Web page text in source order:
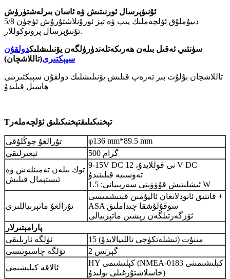
ئۇنىۋېرسال ئورنىتىش ۋە ئاسان بىرلەشتۈرۈش
5/8 دىيۇملۇق ئۆلچەملىك يىپ ۋە تېز ئورۇنلاشتۇرۇش ئۈچۈن
ئۇنىۋېرسال پروتوكوللار.
سۈنئىي ئەقىل بىلەن ھەرىكەتلەندۈرۈلگەن يۆنىلىشلىكدولقۇن
سپېكتىرى(تاللاشچان)
تاللاشچان بۇلۇت بىر تەرەپ قىلىش يۆنىلىشلىك دولقۇن سپېكتىرىنى
ھاسىل قىلىدۇ
T تېخنىكىلىقتېخنىكىلىق ئۆلچەملەر
تۇرالغۇ چوڭلۇقى
φ136 mm*89.5 mm
ئېغىرلىقى
500 گرام
توك بىلەن تەمىنلەش ۋە
ئىستېمال قىلىش
9-15V DC نى قوللايدۇ، 12 V DC
تەۋسىيە قىلىنىدۇ
ئىشلىتىش قۇۋۋىتى سەرپىياتى: 1.5 W
تۇرالغۇ ماتېرىياللىرى
قاتتىق ئانودلانغان ئاليۇمىن قېتىشمىسى +
ASA سوقۇلۇشقا چىداملىق
ئۆزگەرتىلگەن رېشىن ماتېرىيالى
پارامېتىرلار
ئۈلگە ئارىلىقى
15 مىنۇت (ئىشلەتكۈچى تاللىيالايدۇ)
ئۈلگە چاستوتىسى
2 گېرتس
ئالاقە كېلىشىمى
HY كېلىشىمى (NMEA-0183 كېلىشىمىنى
خاسلاشتۇرغىلى بولىدۇ)